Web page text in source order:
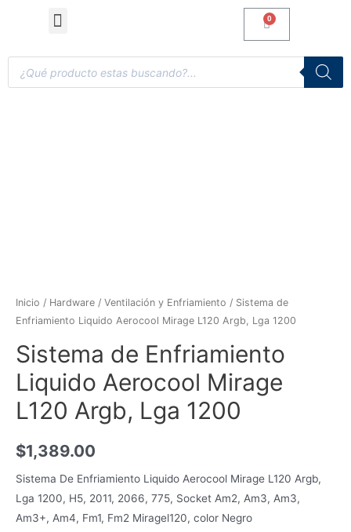
Inicio / Hardware / Ventilación y Enfriamiento / Sistema de
Enfriamiento Liquido Aerocool Mirage L120 Argb, Lga 1200
Sistema de Enfriamiento
Liquido Aerocool Mirage
L120 Argb, Lga 1200
$1,389.00
Sistema De Enfriamiento Liquido Aerocool Mirage L120 Argb,
Lga 1200, H5, 2011, 2066, 775, Socket Am2, Am3, Am3,
Am3+, Am4, Fm1, Fm2 Miragel120, color Negro